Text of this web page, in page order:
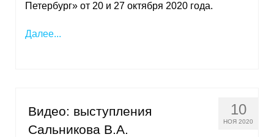
Петербург» от 20 и 27 октября 2020 года.
Далее...
10
НОЯ 2020
Видео: выступления
Сальникова В.А.